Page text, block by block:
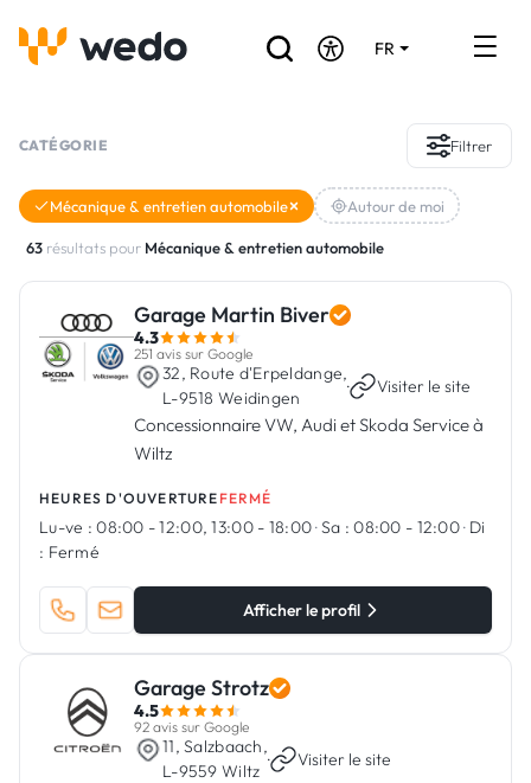
FR
Réalisations
Offres d'emploi
Vous êtes un Artisan ?
CATÉGORIE Filtrer
Mécanique & entretien automobile Autour de moi
63 résultats pour Mécanique & entretien automobile
Garage Martin Biver
4.3
251 avis sur Google
32, Route d'Erpeldange,
L-9518 Weidingen
· Visiter le site
Concessionnaire VW, Audi et Skoda Service à
Wiltz
HEURES D'OUVERTURE FERMÉ
Lu-ve : 08:00 - 12:00, 13:00 - 18:00·Sa : 08:00 - 12:00· Di
: Fermé
Afficher le profil
Garage Strotz
4.5
92 avis sur Google
11, Salzbaach,
L-9559 Wiltz
· Visiter le site